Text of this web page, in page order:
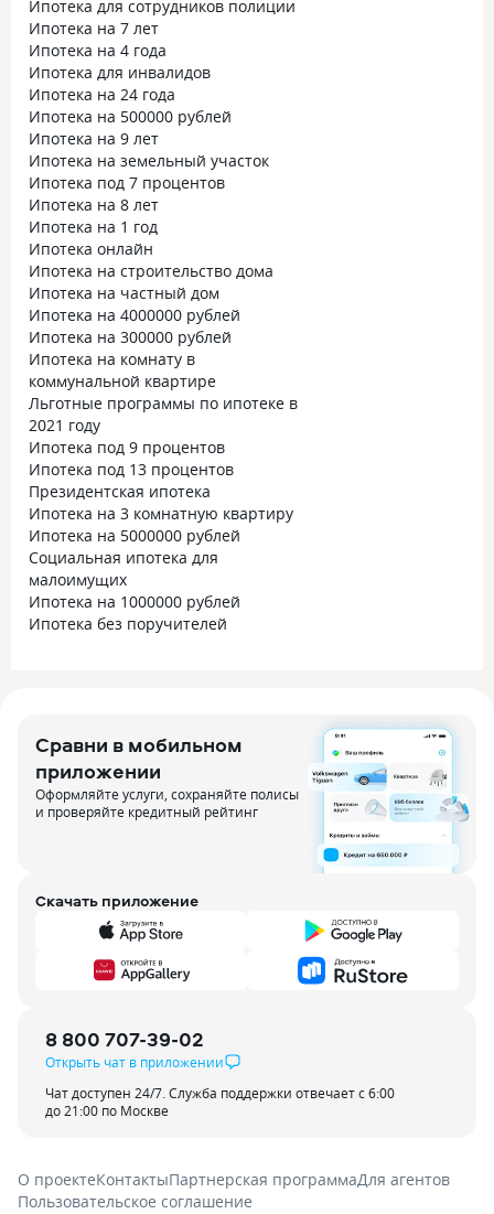
Ипотека для сотрудников полиции
Ипотека на 7 лет
Ипотека на 4 года
Ипотека для инвалидов
Ипотека на 24 года
Ипотека на 500000 рублей
Ипотека на 9 лет
Ипотека на земельный участок
Ипотека под 7 процентов
Ипотека на 8 лет
Ипотека на 1 год
Ипотека онлайн
Ипотека на строительство дома
Ипотека на частный дом
Ипотека на 4000000 рублей
Ипотека на 300000 рублей
Ипотека на комнату в
коммунальной квартире
Льготные программы по ипотеке в
2021 году
Ипотека под 9 процентов
Ипотека под 13 процентов
Президентская ипотека
Ипотека на 3 комнатную квартиру
Ипотека на 5000000 рублей
Социальная ипотека для
малоимущих
Ипотека на 1000000 рублей
Ипотека без поручителей
Сравни в мобильном
приложении
Оформляйте услуги, сохраняйте полисы
и проверяйте кредитный рейтинг
Скачать приложение
8 800 707-39-02
Открыть чат в приложении
Чат доступен 24/7. Служба поддержки отвечает с 6:00
до 21:00 по Москве
О проектеКонтактыПартнерская программаДля агентов
Пользовательское соглашение